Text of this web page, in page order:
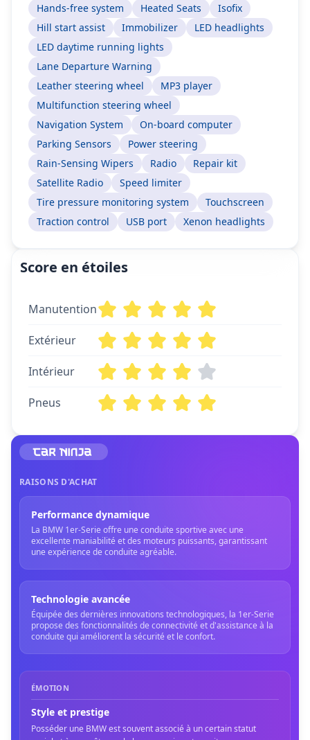
Hands-free system
Heated Seats
Isofix
Hill start assist
Immobilizer
LED headlights
LED daytime running lights
Lane Departure Warning
Leather steering wheel
MP3 player
Multifunction steering wheel
Navigation System
On-board computer
Parking Sensors
Power steering
Rain-Sensing Wipers
Radio
Repair kit
Satellite Radio
Speed limiter
Tire pressure monitoring system
Touchscreen
Traction control
USB port Xenon headlights
Score en étoiles
Manutention
Extérieur
Intérieur
Pneus
RAISONS D'ACHAT
Performance dynamique
La BMW 1er-Serie offre une conduite sportive avec une
excellente maniabilité et des moteurs puissants, garantissant
une expérience de conduite agréable.
Technologie avancée
Équipée des dernières innovations technologiques, la 1er-Serie
propose des fonctionnalités de connectivité et d'assistance à la
conduite qui améliorent la sécurité et le confort.
ÉMOTION
Style et prestige
Posséder une BMW est souvent associé à un certain statut